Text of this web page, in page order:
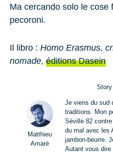
Ma cercando solo le cose
pecoroni.
Il libro : Homo Erasmus,
nomade, éditions Dasein
Matthieu
Amaré
Je viens du sud
traditions. Mon
Séville 82
du mal avec les
jambon-beurre.
Autant vous